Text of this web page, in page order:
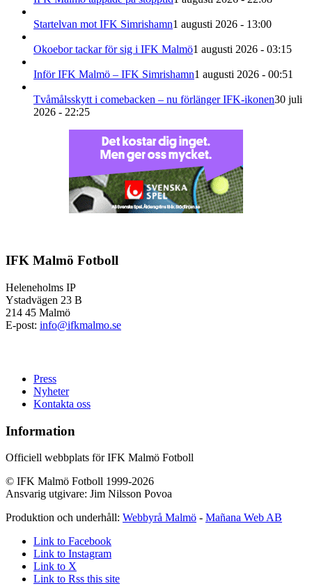
Startelvan mot IFK Simrishamn1 augusti 2026 - 13:00
Okoebor tackar för sig i IFK Malmö1 augusti 2026 - 03:15
Inför IFK Malmö – IFK Simrishamn1 augusti 2026 - 00:51
Tvåmålsskytt i comebacken – nu förlänger IFK-ikonen30 juli
2026 - 22:25
IFK Malmö Fotboll
Heleneholms IP
Ystadvägen 23 B
214 45 Malmö
E-post: info@ifkmalmo.se
Press
Nyheter
Kontakta oss
Information
Officiell webbplats för IFK Malmö Fotboll
© IFK Malmö Fotboll 1999-2026
Ansvarig utgivare: Jim Nilsson Povoa
Produktion och underhåll: Webbyrå Malmö - Mañana Web AB
Link to Facebook
Link to Instagram
Link to X
Link to Rss this site